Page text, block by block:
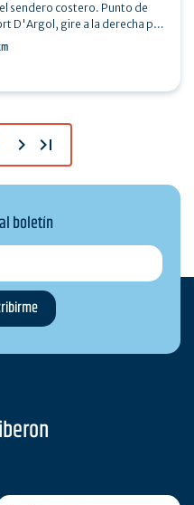
costero. Punto de
D'Argol, gire a la derecha por
situado detrás de la terminal
chevron_right last_page
boletín